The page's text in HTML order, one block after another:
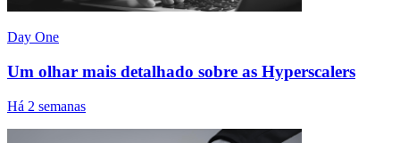
Day One
Um olhar mais detalhado sobre as Hyperscalers
Há 2 semanas